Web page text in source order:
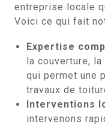
entreprise locale
Voici ce qui fait
Expertise
la couverture,
qui permet une
travaux de
Interventions
intervenons